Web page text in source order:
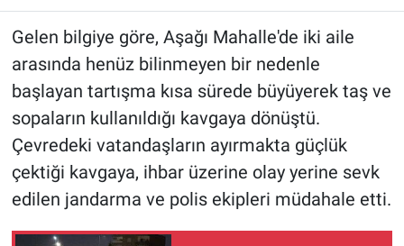
Gelen bilgiye göre, Aşağı Mahalle'de iki aile
arasında henüz bilinmeyen bir nedenle
başlayan tartışma kısa sürede büyüyerek taş ve
sopaların kullanıldığı kavgaya dönüştü.
Çevredeki vatandaşların ayırmakta güçlük
çektiği kavgaya, ihbar üzerine olay yerine sevk
edilen jandarma ve polis ekipleri müdahale etti.
Çevre
BİLİM VE TEKNOLOJİ
Şambayat Haber